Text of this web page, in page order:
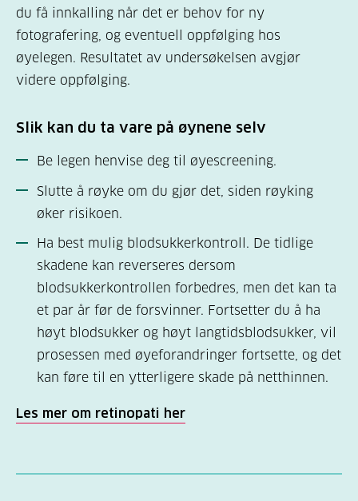
du få innkalling når det er behov for ny
fotografering, og eventuell oppfølging hos
øyelegen. Resultatet av undersøkelsen avgjør
videre oppfølging.
Slik kan du ta vare på øynene selv
Be legen henvise deg til øyescreening.
Slutte å røyke om du gjør det, siden røyking
øker risikoen.
Ha best mulig blodsukkerkontroll. De tidlige
skadene kan reverseres dersom
blodsukkerkontrollen forbedres, men det kan ta
et par år før de forsvinner. Fortsetter du å ha
høyt blodsukker og høyt langtidsblodsukker, vil
prosessen med øyeforandringer fortsette, og det
kan føre til en ytterligere skade på netthinnen.
Les mer om retinopati her